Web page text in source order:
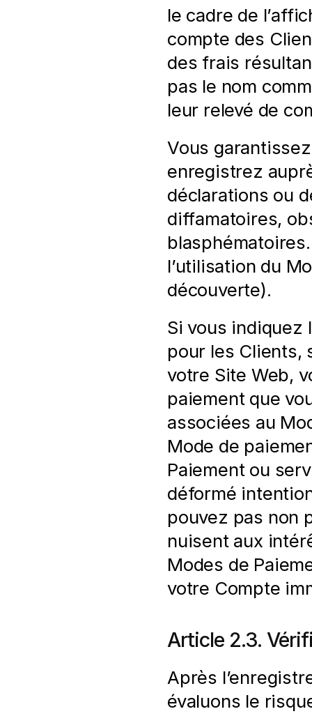
le cadre de
compte des
des frais
pas le nom
leur relevé de
Vous
enregistrez
déclarations ou
diffamatoires,
l’utilisation du
découverte).
Si vous indiquez
pour les Clients,
votre Site Web,
paiement que
associées au
Mode de
Paiement ou
déformé
pouvez pas non
nuisent aux
Modes de
votre Compte
Article 2.3.
Après
évaluons le